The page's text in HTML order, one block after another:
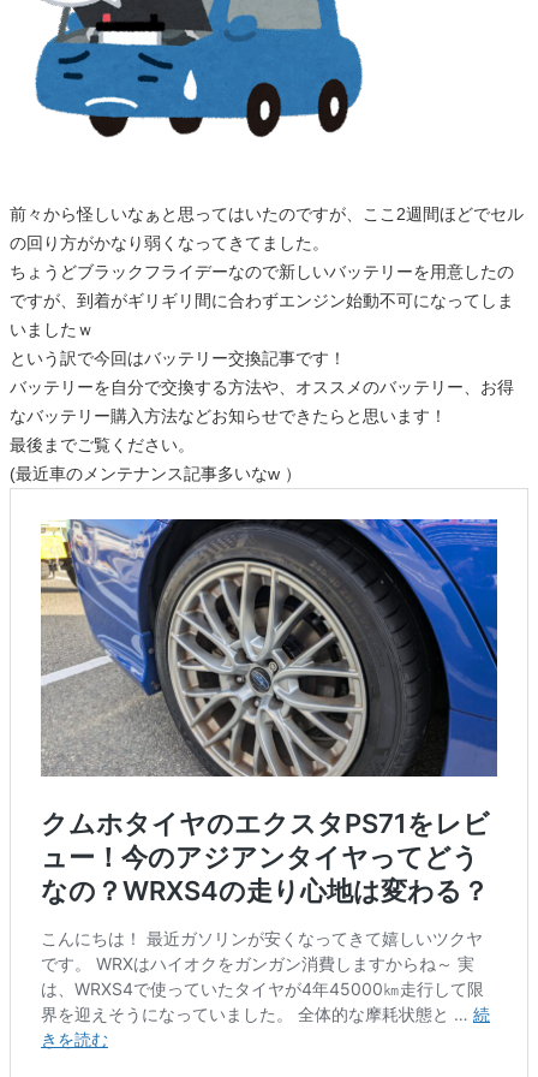
前々から怪しいなぁと思ってはいたのですが、ここ2週間ほどでセル
の回り方がかなり弱くなってきてました。
ちょうどブラックフライデーなので新しいバッテリーを用意したの
ですが、到着がギリギリ間に合わずエンジン始動不可になってしま
いましたｗ
という訳で今回はバッテリー交換記事です！
バッテリーを自分で交換する方法や、オススメのバッテリー、お得
なバッテリー購入方法などお知らせできたらと思います！
最後までご覧ください。
(最近車のメンテナンス記事多いなw ）